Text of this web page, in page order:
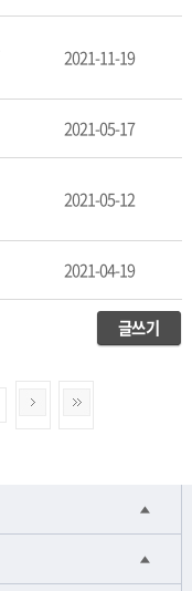
2021-11-19
2021-05-17
2021-05-12
2021-04-19
글쓰기